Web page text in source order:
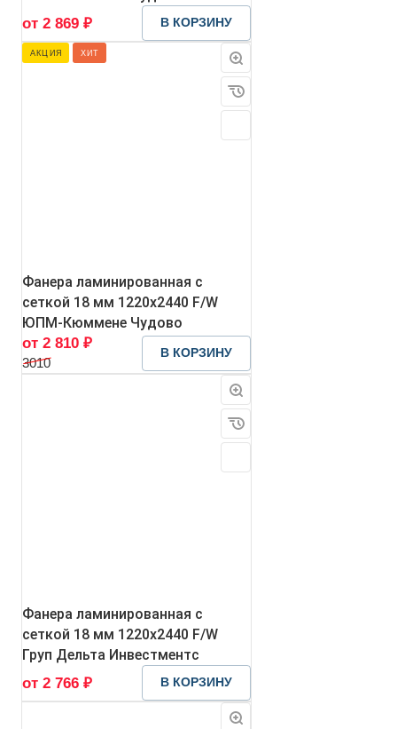
от 2 869 ₽
В КОРЗИНУ
АКЦИЯ ХИТ
Фанера ламинированная с
сеткой 18 мм 1220х2440 F/W
ЮПМ-Кюммене Чудово
от 2 810 ₽
3010
В КОРЗИНУ
Фанера ламинированная с
сеткой 18 мм 1220х2440 F/W
Груп Дельта Инвестментс
от 2 766 ₽
В КОРЗИНУ